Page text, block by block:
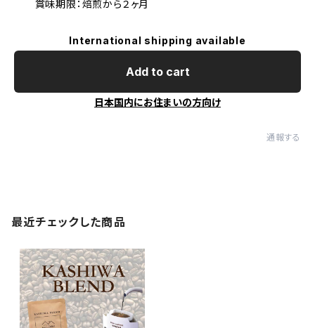
賞味期限：焙煎から２ヶ月
International shipping available
Add to cart
日本国内にお住まいの方向け
通報する
最近チェックした商品